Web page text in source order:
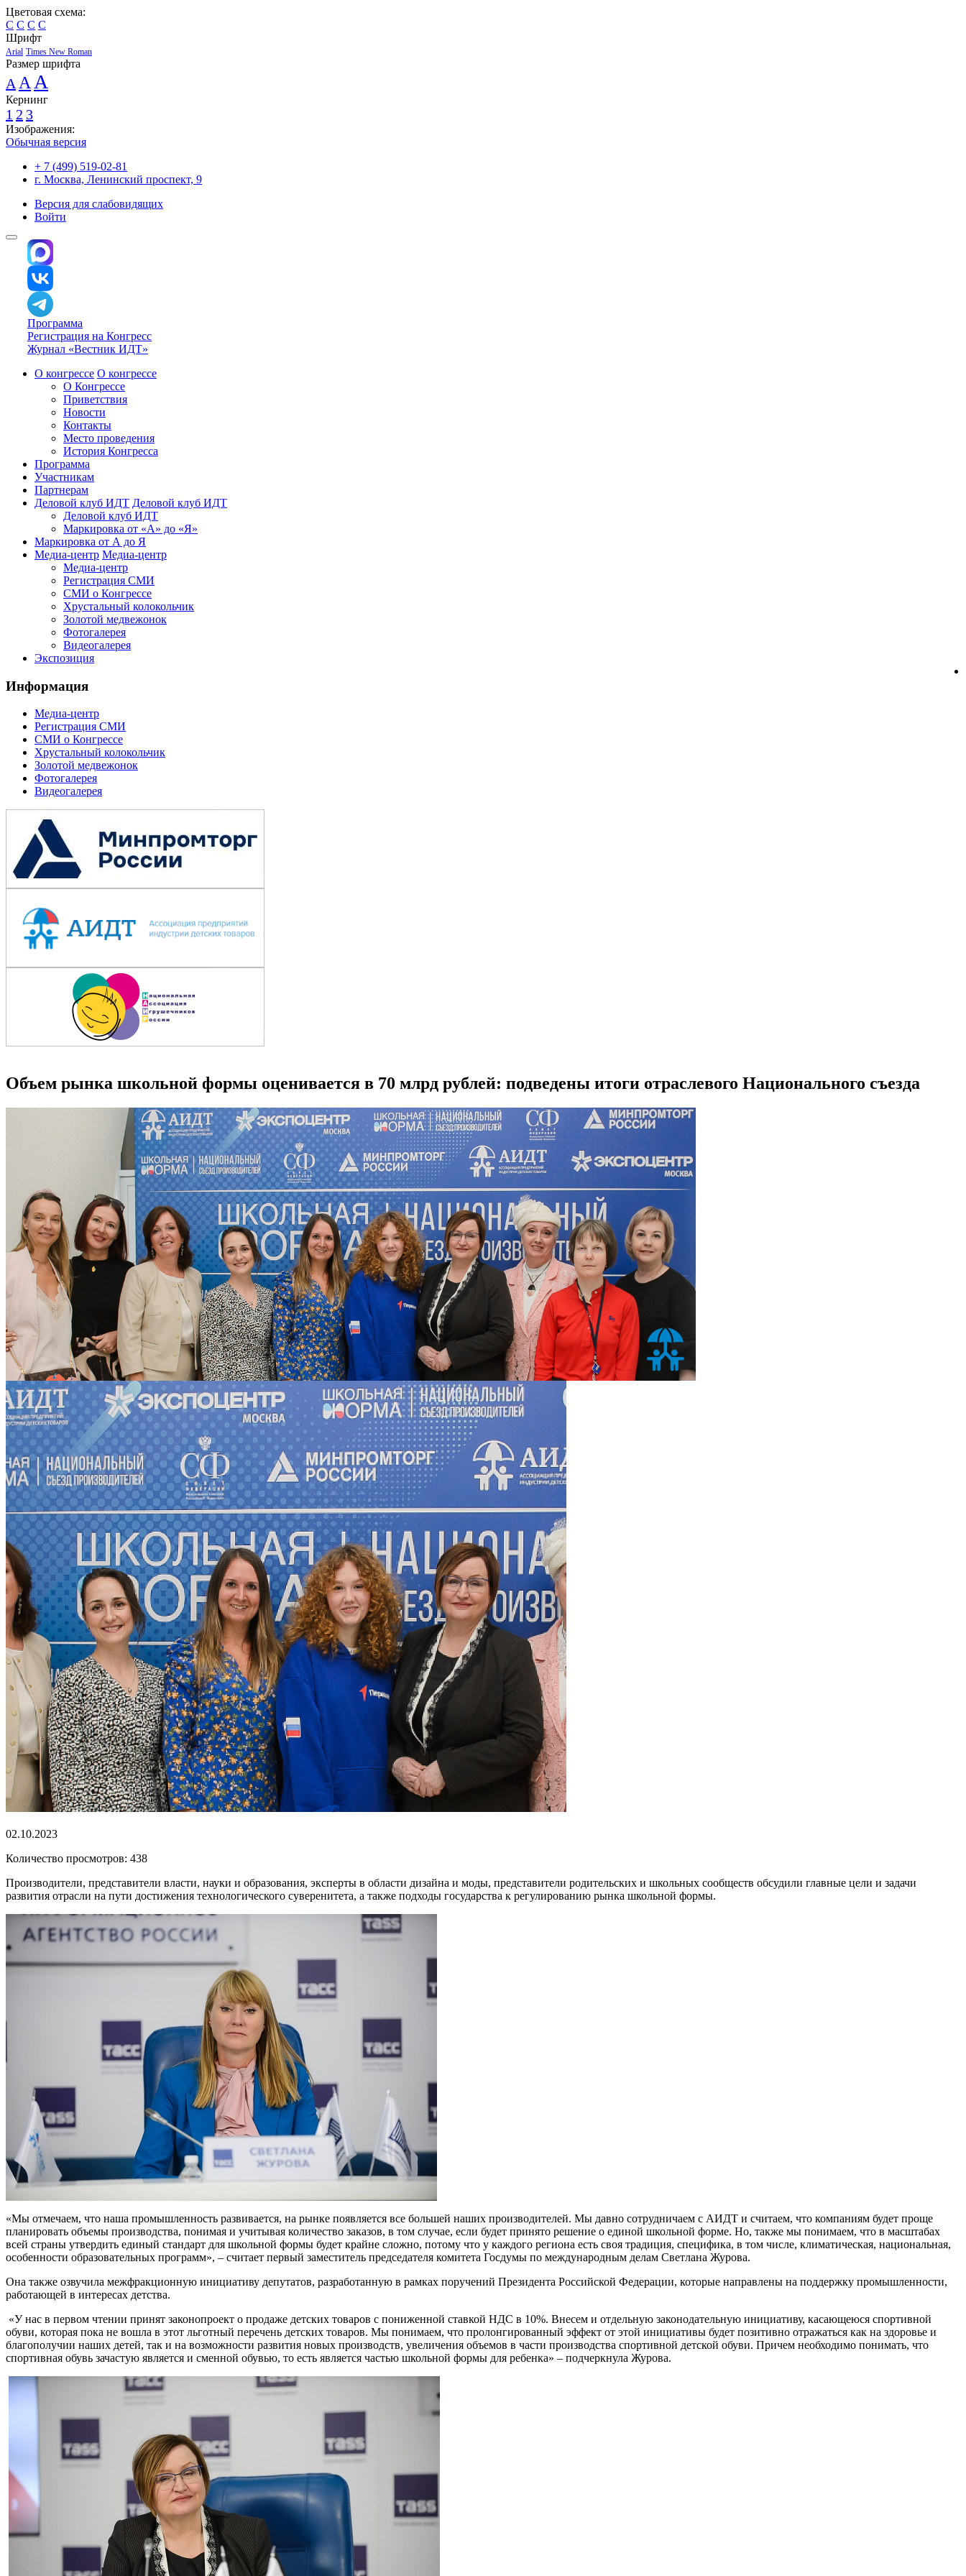
Цветовая схема:
C C C C
Шрифт
Arial Times New Roman
Размер шрифта
A A A
Кернинг
1 2 3
Изображения:
Обычная версия
+ 7 (499) 519-02-81
г. Москва, Ленинский проспект, 9
Версия для слабовидящих
Войти
Программа
Регистрация на Конгресс
Журнал «Вестник ИДТ»
О конгрессе О конгрессе
О Конгрессе
Приветствия
Новости
Контакты
Место проведения
История Конгресса
Программа
Участникам
Партнерам
Деловой клуб ИДТ Деловой клуб ИДТ
Деловой клуб ИДТ
Маркировка от «А» до «Я»
Маркировка от А до Я
Медиа-центр Медиа-центр
Медиа-центр
Регистрация СМИ
СМИ о Конгрессе
Хрустальный колокольчик
Золотой медвежонок
Фотогалерея
Видеогалерея
Экспозиция
Информация
Медиа-центр
Регистрация СМИ
СМИ о Конгрессе
Хрустальный колокольчик
Золотой медвежонок
Фотогалерея
Видеогалерея
Объем рынка школьной формы оценивается в 70 млрд рублей: подведены итоги отраслевого Национального съезда
02.10.2023
Количество просмотров: 438
Производители, представители власти, науки и образования, эксперты в области дизайна и моды, представители родительских и школьных сообществ обсудили главные цели и задачи
развития отрасли на пути достижения технологического суверенитета, а также подходы государства к регулированию рынка школьной формы.
«Мы отмечаем, что наша промышленность развивается, на рынке появляется все большей наших производителей. Мы давно сотрудничаем с АИДТ и считаем, что компаниям будет проще
планировать объемы производства, понимая и учитывая количество заказов, в том случае, если будет принято решение о единой школьной форме. Но, также мы понимаем, что в масштабах
всей страны утвердить единый стандарт для школьной формы будет крайне сложно, потому что у каждого региона есть своя традиция, специфика, в том числе, климатическая, национальная,
особенности образовательных программ», – считает первый заместитель председателя комитета Госдумы по международным делам Светлана Журова.
Она также озвучила межфракционную инициативу депутатов, разработанную в рамках поручений Президента Российской Федерации, которые направлены на поддержку промышленности,
работающей в интересах детства.
«У нас в первом чтении принят законопроект о продаже детских товаров с пониженной ставкой НДС в 10%. Внесем и отдельную законодательную инициативу, касающеюся спортивной
обуви, которая пока не вошла в этот льготный перечень детских товаров. Мы понимаем, что пролонгированный эффект от этой инициативы будет позитивно отражаться как на здоровье и
благополучии наших детей, так и на возможности развития новых производств, увеличения объемов в части производства спортивной детской обуви. Причем необходимо понимать, что
спортивная обувь зачастую является и сменной обувью, то есть является частью школьной формы для ребенка» – подчеркнула Журова.